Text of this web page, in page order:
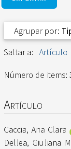
Agrupar por:
Saltar a: Artículo
Número de items:
Artículo
Caccia, Ana Clara
Dellea, Giuliana